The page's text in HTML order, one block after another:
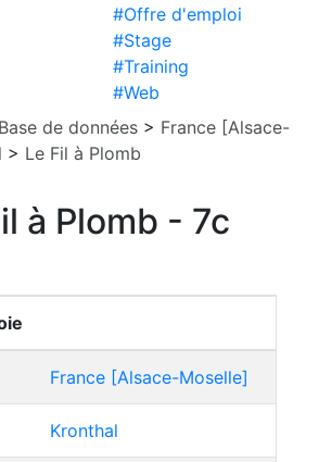
#Offre d'emploi
#Stage
#Training
#Web
Base de données > France [Alsace-
> Le Fil à Plomb
à Plomb - 7c
France [Alsace-Moselle]
Kronthal